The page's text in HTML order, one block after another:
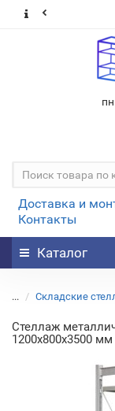
Доставка и
Контакты
Каталог
... Складские
Стеллаж
1200х800х3500